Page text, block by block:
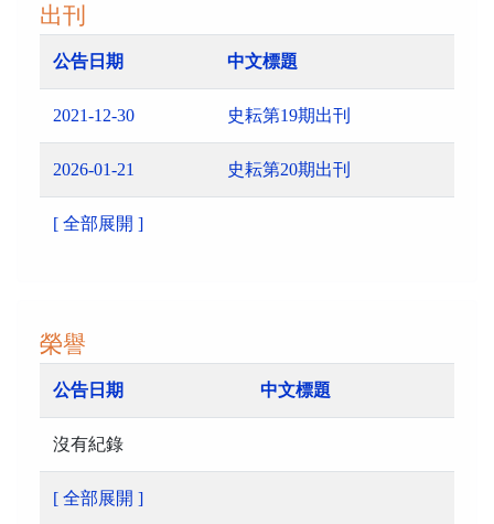
出刊
公告日期 中文標題
2021-12-30 史耘第19期出刊
2026-01-21 史耘第20期出刊
[ 全部展開 ]
榮譽
公告日期 中文標題
沒有紀錄
[ 全部展開 ]